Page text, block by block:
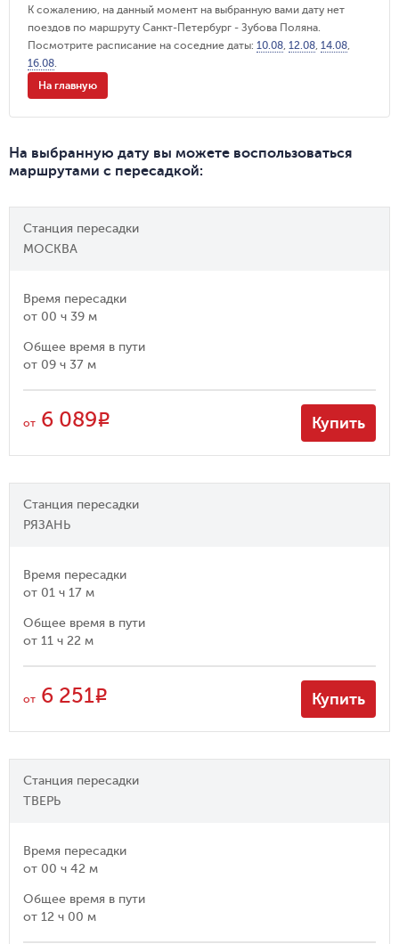
К сожалению, на данный момент на выбранную вами дату нет
поездов по маршруту Санкт-Петербург - Зубова Поляна.
Посмотрите расписание на соседние даты: 10.08, 12.08, 14.08,
16.08.
На главную
На выбранную дату вы можете воспользоваться
маршрутами с пересадкой:
Станция пересадки
МОСКВА
Время пересадки
от 00 ч 39 м
Общее время в пути
от 09 ч 37 м
от 6 089R Купить
Станция пересадки
РЯЗАНЬ
Время пересадки
от 01 ч 17 м
Общее время в пути
от 11 ч 22 м
от 6 251R Купить
Станция пересадки
ТВЕРЬ
Время пересадки
от 00 ч 42 м
Общее время в пути
от 12 ч 00 м